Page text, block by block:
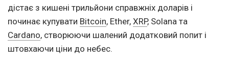
дістає з кишені трильйони справжніх доларів і
починає купувати Bitcoin, Ether, XRP, Solana та
Cardano, створюючи шалений додатковий попит і
штовхаючи ціни до небес.